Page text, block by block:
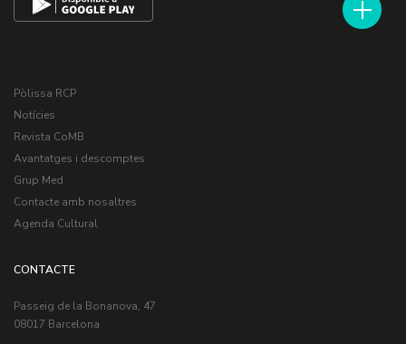
Pòlissa RCP
Notícies
Revista CoMB
Avantatges i descomptes
Grup Med
Contacte amb nosaltres
Agenda Cultural
CONTACTE
Passeig de la Bonanova, 47
08017 Barcelona